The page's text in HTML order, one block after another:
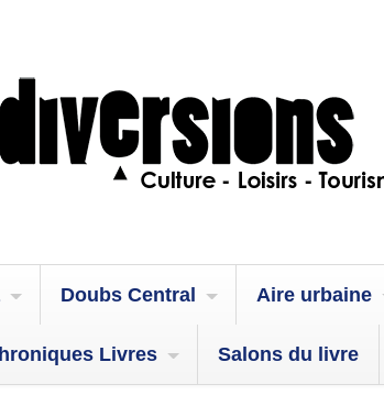
Doubs Central Aire urbaine
Livres Salons du livre